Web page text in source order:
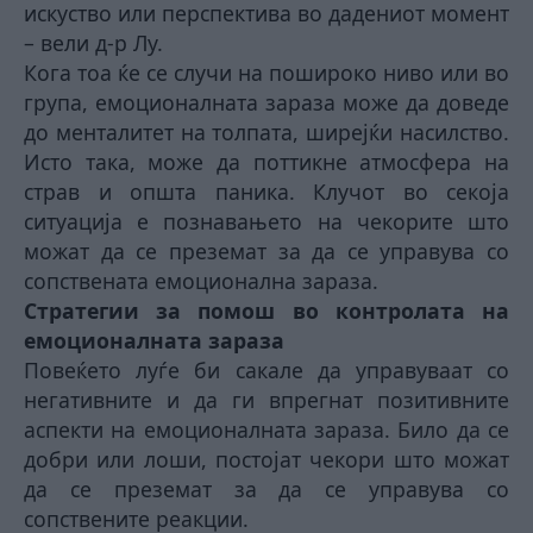
искуство или перспектива во дадениот момент
– вели д-р Лу.
Кога тоа ќе се случи на пошироко ниво или во
група, емоционалната зараза може да доведе
до менталитет на толпата, ширејќи насилство.
Исто така, може да поттикне атмосфера на
страв и општа паника. Клучот во секоја
ситуација е познавањето на чекорите што
можат да се преземат за да се управува со
сопствената емоционална зараза.
Стратегии за помош во контролата на
емоционалната зараза
Повеќето луѓе би сакале да управуваат со
негативните и да ги впрегнат позитивните
аспекти на емоционалната зараза. Било да се
добри или лоши, постојат чекори што можат
да се преземат за да се управува со
сопствените реакции.